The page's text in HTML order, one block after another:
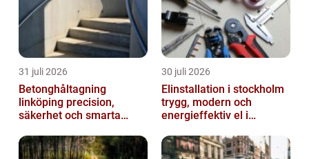
31 juli 2026
Betonghåltagning
linköping precision,
säkerhet och smarta
30 juli 2026
Elinstallation i stockholm
trygg, modern och
energieffektiv el i